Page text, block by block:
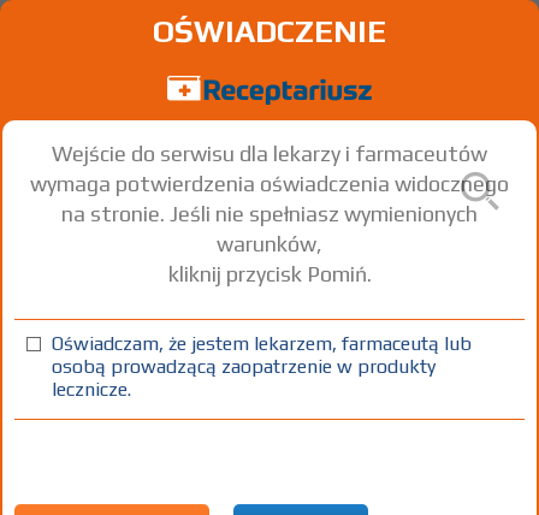
®MAX
tabl. 100 mg+ 2 mg 50 szt. Doustnie
100%
23,50
OŚWIADCZENIE
Wejście do serwisu dla lekarzy i farmaceutów
wymaga potwierdzenia oświadczenia widocznego
na stronie. Jeśli nie spełniasz wymienionych
warunków,
kliknij przycisk Pomiń.
Oświadczam, że jestem lekarzem, farmaceutą lub
osobą prowadzącą zaopatrzenie w produkty
lecznicze.